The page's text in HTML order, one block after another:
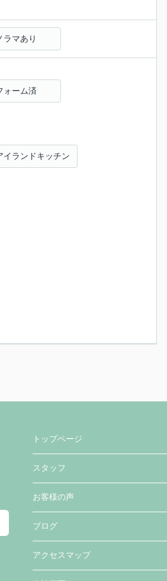
ラマあり
ォーム済
イランドキッチン
トップページ
スタッフ
お客様の声
ブログ
アクセスマップ